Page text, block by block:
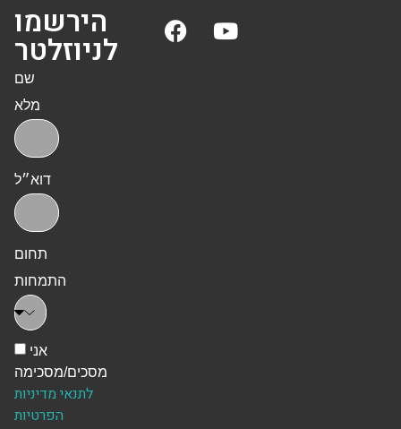
הירשמו
לניוזלטר
שם
מלא
דוא״ל
תחום
התמחות
אני
מסכים/מסכימה
לתנאי מדיניות
הפרטיות